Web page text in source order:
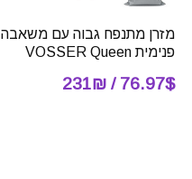
מזרן מתנפח גבוה עם משאבה
פנימית VOSSER Queen
76.97$ / 231₪